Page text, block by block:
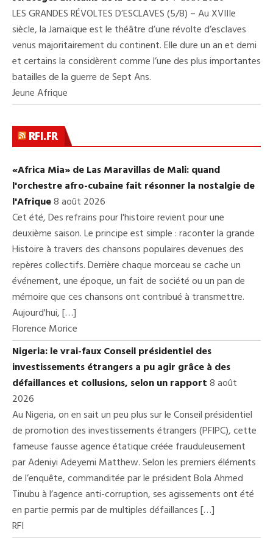
LES GRANDES RÉVOLTES D’ESCLAVES (5/8) – Au XVIIIe
siècle, la Jamaïque est le théâtre d’une révolte d’esclaves
venus majoritairement du continent. Elle dure un an et demi
et certains la considèrent comme l’une des plus importantes
batailles de la guerre de Sept Ans.
Jeune Afrique
RFI.FR
«Africa Mia» de Las Maravillas de Mali: quand
l'orchestre afro-cubaine fait résonner la nostalgie de
l'Afrique8 août 2026
Cet été, Des refrains pour l'histoire revient pour une
deuxième saison. Le principe est simple : raconter la grande
Histoire à travers des chansons populaires devenues des
repères collectifs. Derrière chaque morceau se cache un
événement, une époque, un fait de société ou un pan de
mémoire que ces chansons ont contribué à transmettre.
Aujourd'hui, […]
Florence Morice
Nigeria: le vrai-faux Conseil présidentiel des
investissements étrangers a pu agir grâce à des
défaillances et collusions, selon un rapport8 août
2026
Au Nigeria, on en sait un peu plus sur le Conseil présidentiel
de promotion des investissements étrangers (PFIPC), cette
fameuse fausse agence étatique créée frauduleusement
par Adeniyi Adeyemi Matthew. Selon les premiers éléments
de l’enquête, commanditée par le président Bola Ahmed
Tinubu à l’agence anti-corruption, ses agissements ont été
en partie permis par de multiples défaillances […]
RFI